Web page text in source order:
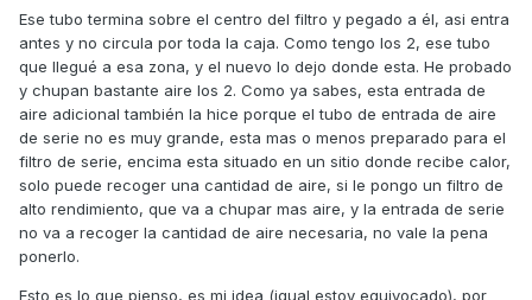
Ese tubo termina sobre el centro del filtro y pegado a él, asi entra
antes y no circula por toda la caja. Como tengo los 2, ese tubo
que llegué a esa zona, y el nuevo lo dejo donde esta. He probado
y chupan bastante aire los 2. Como ya sabes, esta entrada de
aire adicional también la hice porque el tubo de entrada de aire
de serie no es muy grande, esta mas o menos preparado para el
filtro de serie, encima esta situado en un sitio donde recibe calor,
solo puede recoger una cantidad de aire, si le pongo un filtro de
alto rendimiento, que va a chupar mas aire, y la entrada de serie
no va a recoger la cantidad de aire necesaria, no vale la pena
ponerlo.
Esto es lo que pienso, es mi idea (igual estoy equivocado), por